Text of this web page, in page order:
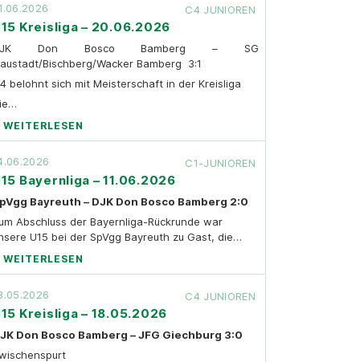
C4 JUNIOREN
Kreisliga – 20.06.2026
Don Bosco Bamberg – SG
Bischberg/Wacker Bamberg 3:1
belohnt sich mit Meisterschaft in der Kreisliga
WEITERLESEN
C1-JUNIOREN
Bayernliga – 11.06.2026
Bayreuth – DJK Don Bosco Bamberg 2:0
Abschluss der Bayernliga-Rückrunde war
U15 bei der SpVgg Bayreuth zu Gast, die…
WEITERLESEN
C4 JUNIOREN
Kreisliga – 18.05.2026
Don Bosco Bamberg – JFG Giechburg 3:0